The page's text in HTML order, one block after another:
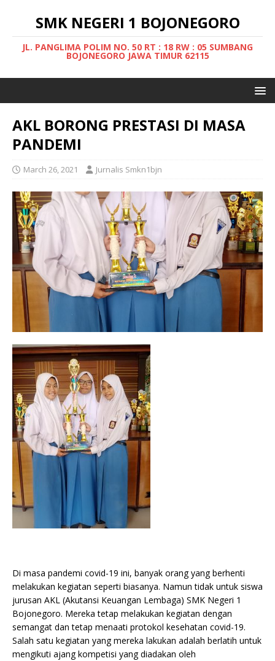
SMK NEGERI 1 BOJONEGORO
JL. PANGLIMA POLIM NO. 50 RT : 18 RW : 05 SUMBANG
BOJONEGORO JAWA TIMUR 62115
AKL BORONG PRESTASI DI MASA
PANDEMI
March 26, 2021 Jurnalis Smkn1bjn
Di masa pandemi covid-19 ini, banyak orang yang berhenti
melakukan kegiatan seperti biasanya. Namun tidak untuk siswa
jurusan AKL (Akutansi Keuangan Lembaga) SMK Negeri 1
Bojonegoro. Mereka tetap melakukan kegiatan dengan
semangat dan tetap menaati protokol kesehatan covid-19.
Salah satu kegiatan yang mereka lakukan adalah berlatih untuk
mengikuti ajang kompetisi yang diadakan oleh